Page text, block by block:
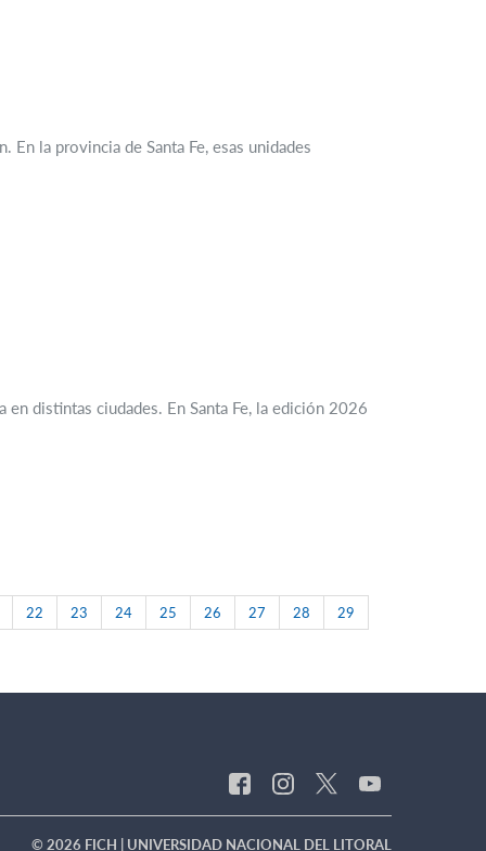
la provincia de Santa Fe, esas unidades
distintas ciudades. En Santa Fe, la edición 2026
22 23 24 25 26 27 28
29
© 2026 FICH | UNIVERSIDAD NACIONAL DEL LITORAL